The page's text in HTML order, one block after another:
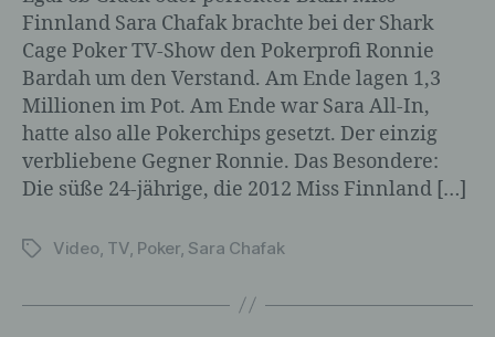
Finnland Sara Chafak brachte bei der Shark
Cage Poker TV-Show den Pokerprofi Ronnie
Bardah um den Verstand. Am Ende lagen 1,3
Millionen im Pot. Am Ende war Sara All-In,
hatte also alle Pokerchips gesetzt. Der einzig
verbliebene Gegner Ronnie. Das Besondere:
Die süße 24-jährige, die 2012 Miss Finnland […]
Schlagwörter
Video, TV, Poker, Sara Chafak
Auslesen, das Abfragen, die Verwendung,
die Offenlegung durch Übermittlung,
Verbreitung oder eine andere Form der
Bereitstellung, den Abgleich oder die
Verknüpfung, die Einschränkung, das
Löschen oder die Vernichtung.
Markierung gespeicherter